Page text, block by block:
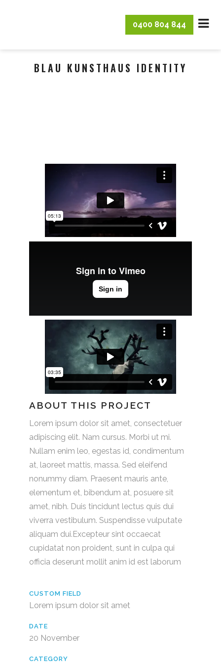
0400 804 844
BLAU KUNSTHAUS IDENTITY
ABOUT THIS PROJECT
Lorem ipsum dolor sit amet, consectetuer
adipiscing elit. Nam cursus. Morbi ut mi.
Nullam enim leo, egestas id, condimentum
at, laoreet mattis, massa. Sed eleifend
nonummy diam. Praesent mauris ante,
elementum et, bibendum at, posuere sit
amet, nibh. Duis tincidunt lectus quis dui
viverra vestibulum. Suspendisse vulputate
aliquam dui.Excepteur sint occaecat
cupidatat non proident, sunt in culpa qui
officia deserunt mollit anim id est laborum
CUSTOM FIELD
Lorem ipsum dolor sit amet
DATE
20 November
CATEGORY